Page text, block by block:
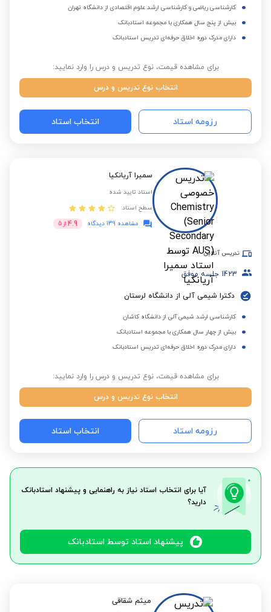
کارشناسی ریاضی و کارشناسی ارشد علوم اقتصادی از دانشگاه تهران
بیش از پنج سال همکاری با مجموعه استادبانک
دارای مدرک دوره اخلاق حرفه‌ای تدریس استادبانک
برای مشاهده قیمت، نوع تدریس و درس را وارد نمایید:
انتخاب نوع تدریس و درس
رزومه استاد انتخاب استاد
سمیرا آریانکیا
استاد تایید شده
سطح استاد:
مشاهده 139 دیدگاه
4.9 از 5
تدریس آنلاین
1423 جلسه موفق
دکترا شیمی آلی از دانشگاه لرستان
کارشناسی ارشد شیمی آلی از دانشگاه کاشان
بیش از چهار سال همکاری با مجموعه استادبانک
دارای مدرک دوره اخلاق حرفه‌ای تدریس استادبانک
برای مشاهده قیمت، نوع تدریس و درس را وارد نمایید:
انتخاب نوع تدریس و درس
رزومه استاد انتخاب استاد
آیا برای انتخاب استاد نیاز به راهنمایی و پیشنهاد استادبانک
دارید؟
پیشنهاد استاد توسط استادبانک
میثم شقاقی